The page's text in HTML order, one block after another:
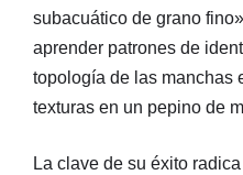
subacuático de grano
aprender patrones de
topología de las manchas
texturas en un pepino de
La clave de su éxito